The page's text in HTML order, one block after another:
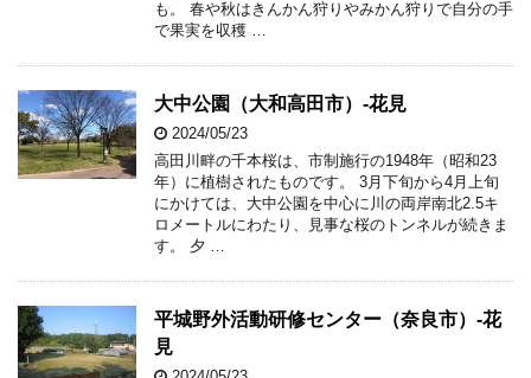
も。 春や秋はきんかん狩りやみかん狩りで自分の手
で果実を収穫 …
大中公園（大和高田市）-花見
2024/05/23
高田川畔の千本桜は、市制施行の1948年（昭和23
年）に植樹されたものです。 3月下旬から4月上旬
にかけては、大中公園を中心に川の両岸南北2.5キ
ロメートルにわたり、見事な桜のトンネルが続きま
す。 夕 …
平城野外活動研修センター（奈良市）-花
見